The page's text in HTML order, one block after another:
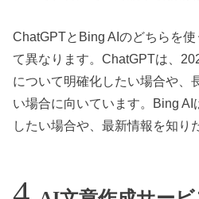
ChatGPTとBing AIのどちらを
て異なります。ChatGPTは、
について明確化したい場合や、
い場合に向いています。Bing AI
したい場合や、最新情報を知り